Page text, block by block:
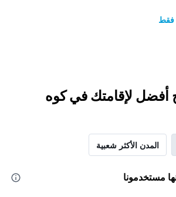
فقط
أفضل لإقامتك في كوه
المدن الأكثر شعبية
مستخدمونا